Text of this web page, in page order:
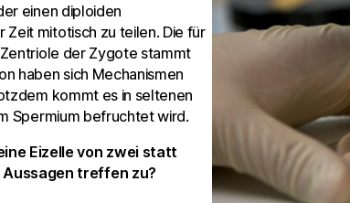
einen diploiden
Zeit mitotisch zu teilen. Die für
der Zygote stammt
haben sich Mechanismen
kommt es in seltenen
Spermium befruchtet wird.
Eizelle von zwei statt
treffen zu?